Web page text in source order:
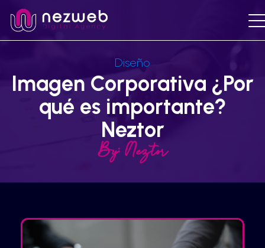
Diseño
Imagen Corporativa ¿Por
qué es importante?
Neztor
By:Neztor